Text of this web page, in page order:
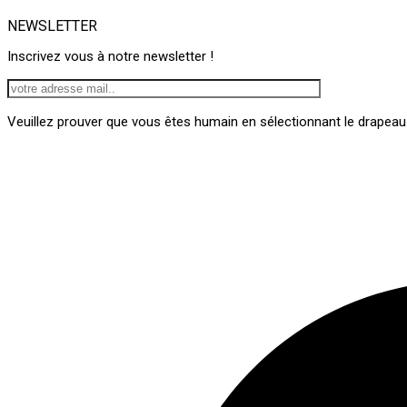
NEWSLETTER
Inscrivez vous à notre newsletter !
Veuillez prouver que vous êtes humain en sélectionnant le drapeau